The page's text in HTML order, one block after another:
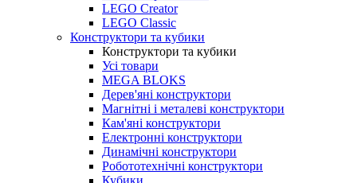
LEGO Creator
LEGO Classic
Конструктори та кубики
Конструктори та кубики
Усі товари
MEGA BLOKS
Дерев'яні конструктори
Магнітні і металеві конструктори
Кам'яні конструктори
Електронні конструктори
Динамічні конструктори
Робототехнічні конструктори
Кубики